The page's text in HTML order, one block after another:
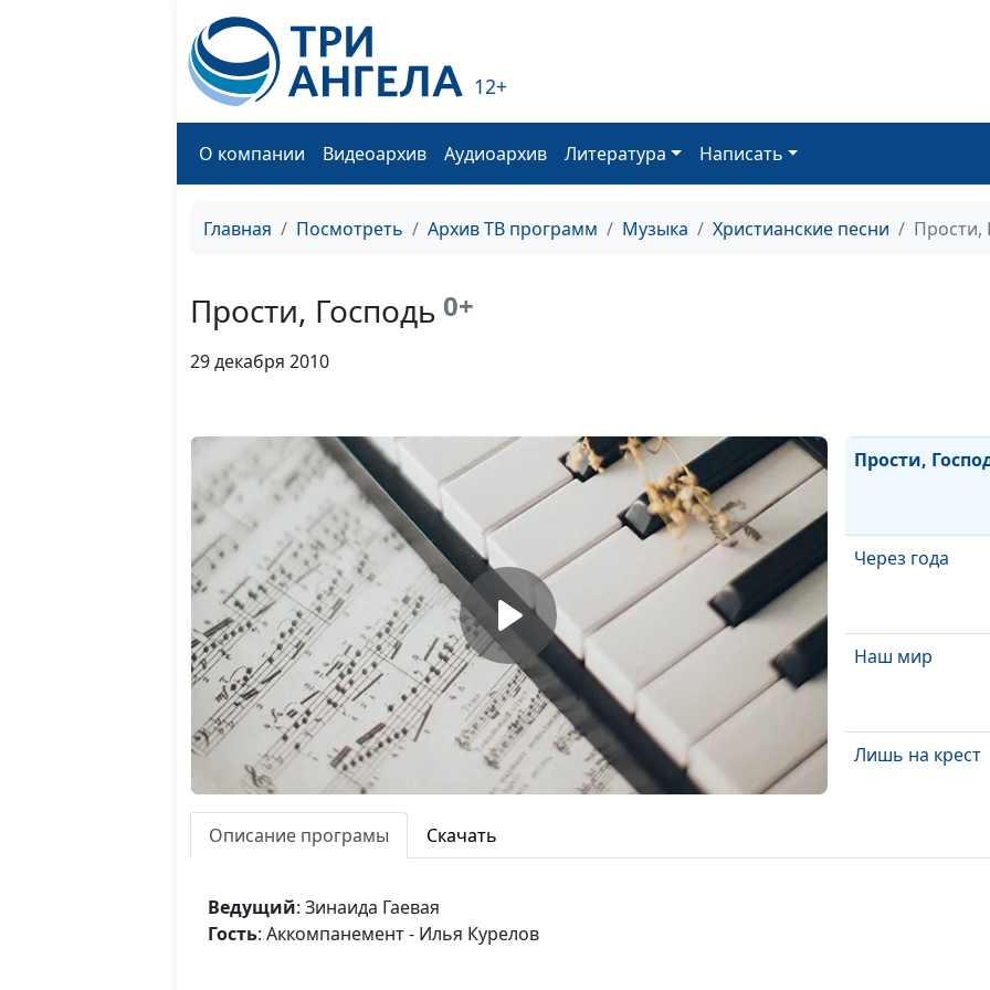
12+
О компании Видеоархив Аудиоархив Литература Написать
Главная Посмотреть Архив ТВ программ Музыка Христианские песни Прости,
Прости, Господь 0+
29 декабря 2010
Ты напоил
В твою дверь
Прости,
Через года
Наш мир
Лишь на крест
Воспоминание
Описание програмы Скачать
Ведущий: Зинаида Гаевая
Гость: Аккомпанемент - Илья Курелов